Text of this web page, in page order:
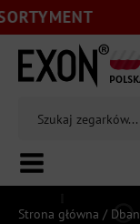
KOD: LATO
Strona główna /